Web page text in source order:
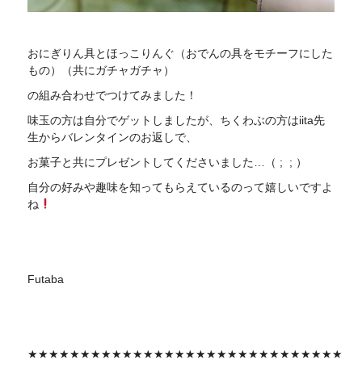
おにぎりん具とほっこりんぐ（おでんの具をモチーフにした
もの）（共にガチャガチャ）
の組み合わせでつけてみました！
味玉の方は自分でゲットしましたが、ちくわぶの方はiita先
生からバレンタインのお返しで、
お菓子と共にプレゼントしてくださいました…（ ; ; ）
自分の好みや趣味を知ってもらえているのって嬉しいですよ
ね
Futaba
★★★★★★★★★★★★★★★★★★★★★★★★★★★★★★